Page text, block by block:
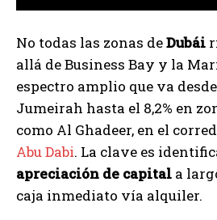
No todas las zonas deDubái
allá de Business Bay y la
espectro amplio que va
Jumeirah hasta el 8,2% en
como Al Ghadeer, en el
Abu Dabi. La clave es
apreciación de capital a
caja inmediato vía alquiler.